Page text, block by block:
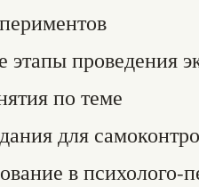
проведения
по теме
для
в психолого-